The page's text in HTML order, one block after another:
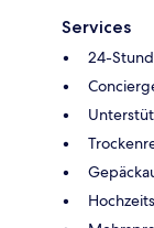
Services
24-